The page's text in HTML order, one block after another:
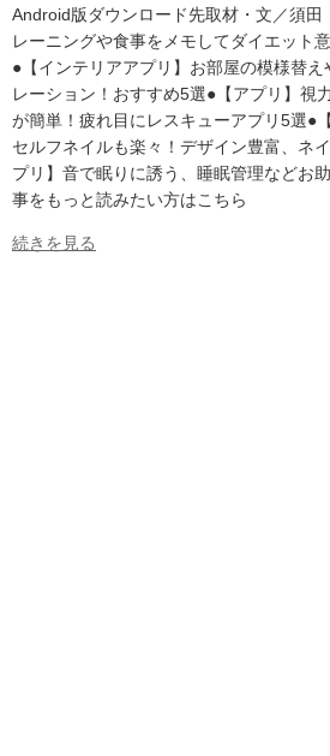
Android版ダウンロード先取材・文／須
レーニングや食事をメモしてダイエット
●【インテリアアプリ】お部屋の模様替え
レーション！おすすめ5選●【アプリ】視
が簡単！疲れ目にレスキューアプリ5選●
セルフネイルも楽々！デザイン豊富、ネ
プリ】音で眠りに誘う、睡眠管理などお
事をもっと読みたい方はこちら
続きを見る